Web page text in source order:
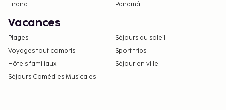
Tirana
Panamá
Vacances
Plages
Séjours au soleil
Voyages tout compris
Sport trips
Hôtels familiaux
Séjour en ville
Séjours Comédies Musicales